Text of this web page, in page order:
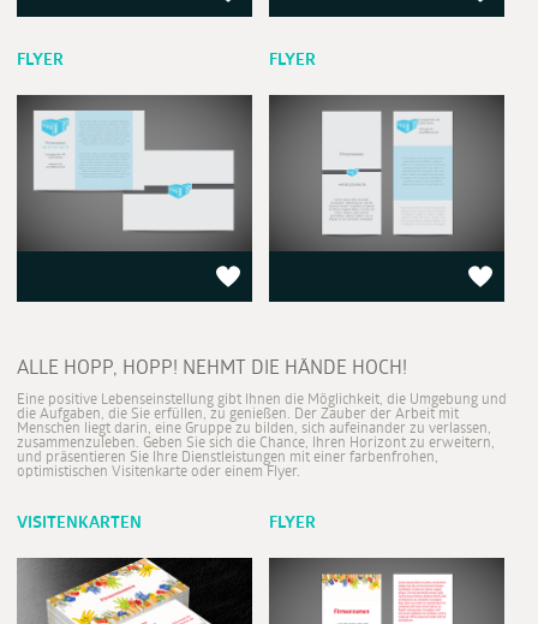
FLYER FLYER
ALLE HOPP, HOPP! NEHMT DIE HÄNDE HOCH!
Eine positive Lebenseinstellung gibt Ihnen die Möglichkeit, die Umgebung und
die Aufgaben, die Sie erfüllen, zu genießen. Der Zauber der Arbeit mit
Menschen liegt darin, eine Gruppe zu bilden, sich aufeinander zu verlassen,
zusammenzuleben. Geben Sie sich die Chance, Ihren Horizont zu erweitern,
und präsentieren Sie Ihre Dienstleistungen mit einer farbenfrohen,
optimistischen Visitenkarte oder einem Flyer.
VISITENKARTEN FLYER